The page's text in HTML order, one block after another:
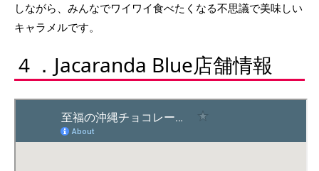
しながら、みんなでワイワイ食べたくなる不思議で美味しい
キャラメルです。
４．Jacaranda Blue店舗情報